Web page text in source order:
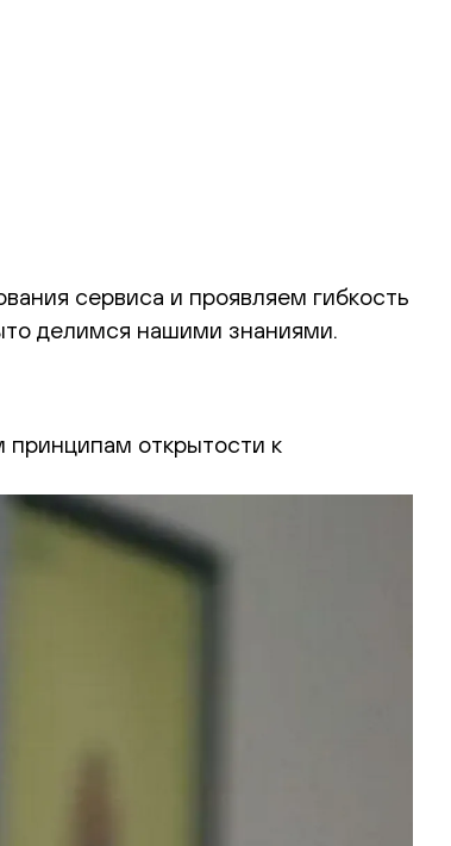
сервиса и проявляем гибкость
делимся нашими знаниями.
открытости к